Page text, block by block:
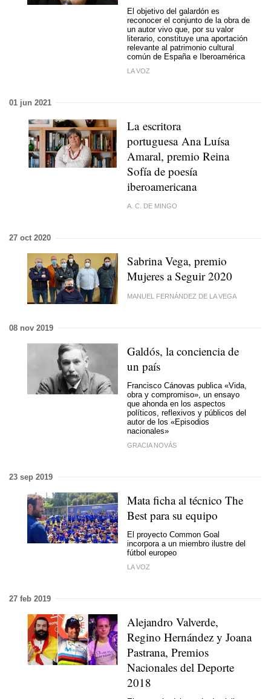
El objetivo del galardón es
reconocer el conjunto de la obra de
un autor vivo que, por su valor
literario, constituye una aportación
relevante al patrimonio cultural
común de España e Iberoamérica
LA VOZ
01 jun 2021
La escritora
portuguesa Ana Luísa
Amaral, premio Reina
Sofía de poesía
iberoamericana
A. C. DE MINGO
27 oct 2020
Sabrina Vega, premio
Mujeres a Seguir 2020
MANUEL FERNÁNDEZ DE LA VEGA
08 nov 2019
Galdós, la conciencia de
un país
Francisco Cánovas publica «Vida,
obra y compromiso», un ensayo
que ahonda en los aspectos
políticos, reflexivos y públicos del
autor de los «Episodios
nacionales»
GRACIA NOVÁS
23 sep 2019
Mata ficha al técnico The
Best para su equipo
El proyecto Common Goal
incorpora a un miembro ilustre del
fútbol europeo
LA VOZ
27 feb 2019
Alejandro Valverde,
Regino Hernández y Joana
Pastrana, Premios
Nacionales del Deporte
2018